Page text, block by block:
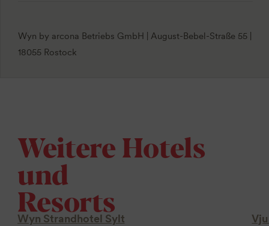
Wyn by arcona Betriebs GmbH | August-Bebel-Straße 55 |
18055 Rostock
Weitere Hotels
und
Resorts
Wyn Strandhotel Sylt